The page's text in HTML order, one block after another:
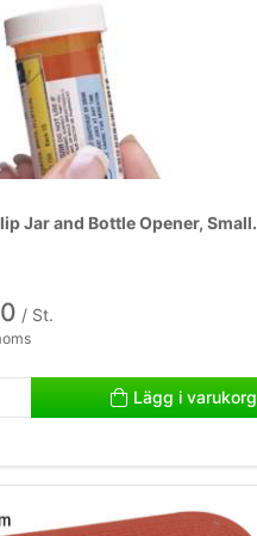
Jar and Bottle Opener, Small.
/ St.
Lägg i varukorg